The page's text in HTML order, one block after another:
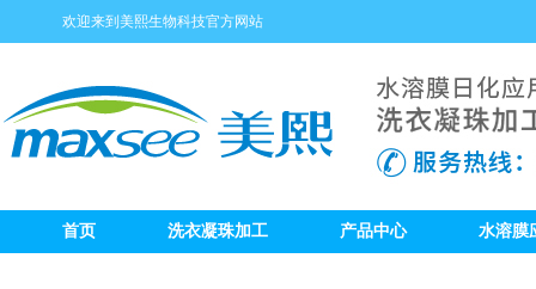
欢迎来到美熙生物科技官方网站
首页 洗衣凝珠加工 产品中心 水溶膜